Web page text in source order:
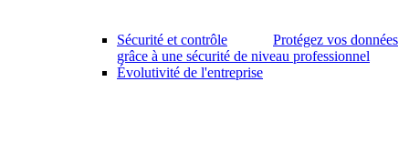
Sécurité et contrôle
Protégez vos données
grâce à une sécurité de niveau professionnel
Évolutivité de l'entreprise